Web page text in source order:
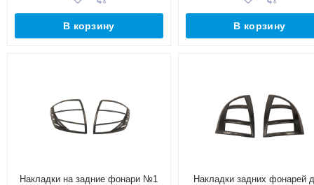
В корзину В корзину
Накладки на задние фонари №1
Накладки задних фонарей